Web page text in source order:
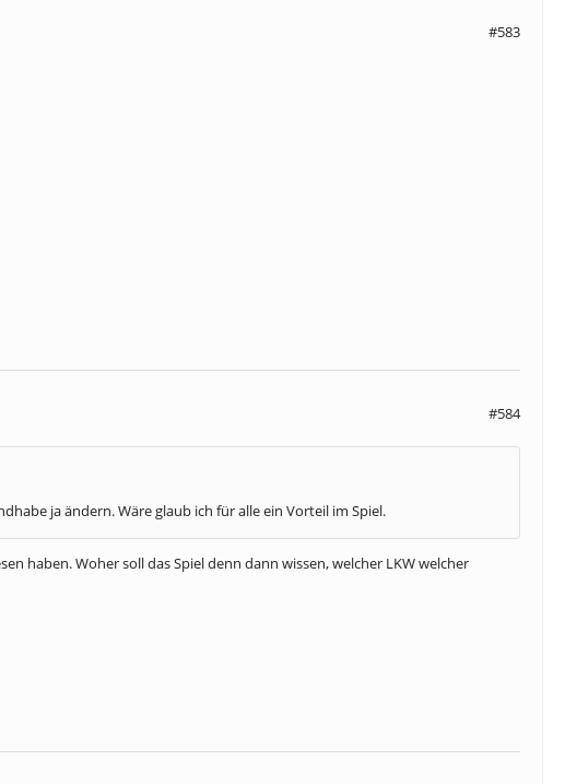
#583
#584
ja ändern. Wäre glaub ich für alle ein Vorteil im Spiel.
haben. Woher soll das Spiel denn dann wissen, welcher LKW welcher